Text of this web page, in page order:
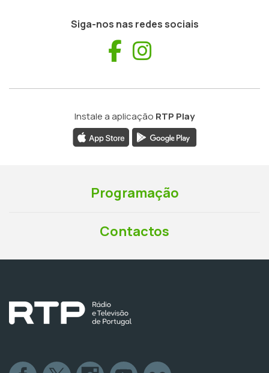
Siga-nos nas redes sociais
Facebook
Instale a aplicação RTP Play
Programação
Contactos